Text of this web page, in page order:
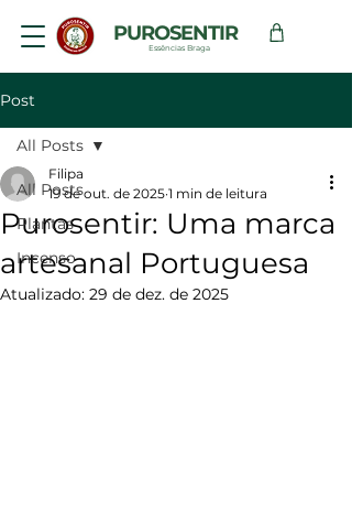
PUROSENTIR
Essências Braga
Post
All Posts
Plantas
Incenso
All Posts
Purosentir: Uma marca
artesanal Portuguesa
Filipa
19 de out. de 2025 1 min de leitura
Atualizado: 29 de dez. de 2025